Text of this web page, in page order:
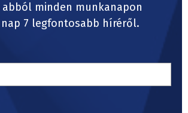
abból minden munkanapon
7 legfontosabb híréről.